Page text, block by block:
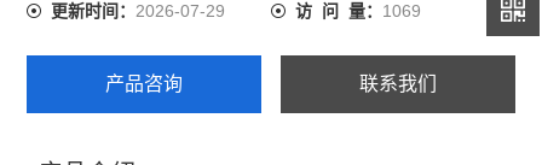
更新时间：2026-07-29 访 问 量： 1069
产品咨询 联系我们